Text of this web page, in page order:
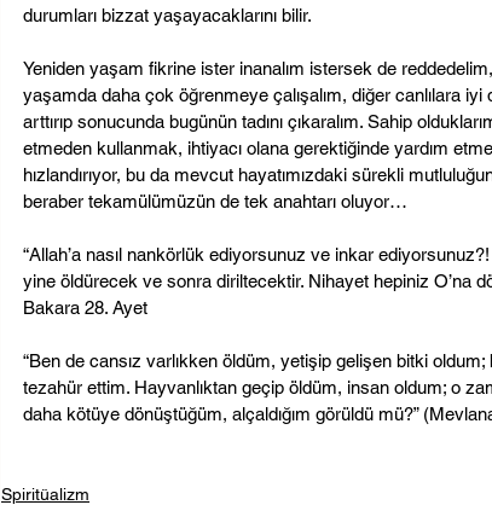
durumları bizzat yaşayacaklarını bilir.
Yeniden yaşam fikrine ister inanalım istersek de
yaşamda daha çok öğrenmeye çalışalım, diğer canlılara iyi
arttırıp sonucunda bugünün tadını çıkaralım. Sahip
etmeden kullanmak, ihtiyacı olana gerektiğinde yardım
hızlandırıyor, bu da mevcut hayatımızdaki sürekli
beraber tekamülümüzün de tek anahtarı oluyor…
“Allah’a nasıl nankörlük ediyorsunuz ve inkar
yine öldürecek ve sonra diriltecektir. Nihayet hepiniz O’na
Bakara 28. Ayet
“Ben de cansız varlıkken öldüm, yetişip gelişen bitki
tezahür ettim. Hayvanlıktan geçip öldüm, insan oldum; o
daha kötüye dönüştüğüm, alçaldığım görüldü mü?”
Spiritüalizm